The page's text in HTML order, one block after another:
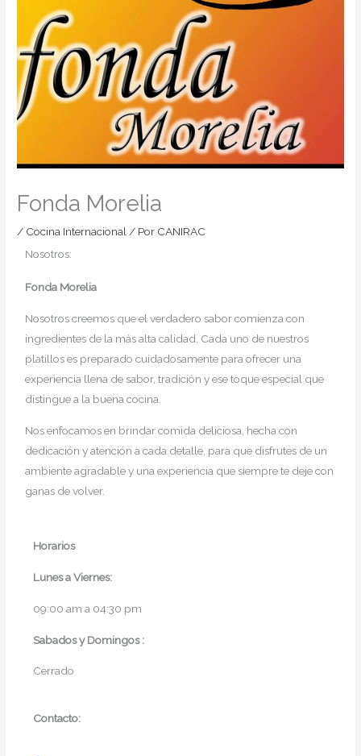
Fonda Morelia
/ Cocina Internacional/ Por CANIRAC
Nosotros:
Fonda Morelia
Nosotros creemos que el verdadero sabor comienza con
ingredientes de la más alta calidad. Cada uno de nuestros
platillos es preparado cuidadosamente para ofrecer una
experiencia llena de sabor, tradición y ese toque especial que
distingue a la buena cocina.
Nos enfocamos en brindar comida deliciosa, hecha con
dedicación y atención a cada detalle, para que disfrutes de un
ambiente agradable y una experiencia que siempre te deje con
ganas de volver.
Horarios
Lunes aViernes:
09:00 am a 04:30 pm
Sabados y Domingos :
Cerrado
Contacto: